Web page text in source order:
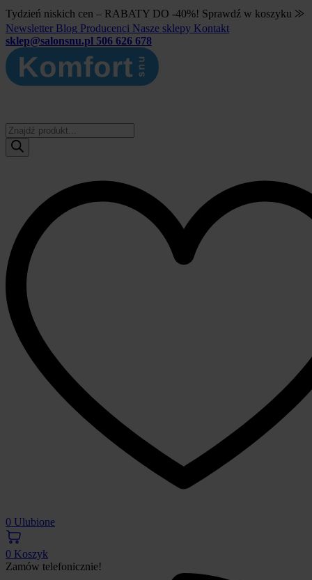
Tydzień niskich cen – RABATY DO -40%! Sprawdź w koszyku ⨠
Newsletter Blog Producenci Nasze sklepy Kontakt
sklep@salonsnu.pl 506 626 678
Wyszukiwarka
produktów
0 Ulubione
0 Koszyk
Zamów telefonicznie!